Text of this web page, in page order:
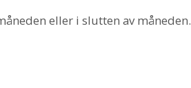
eller i slutten av måneden.